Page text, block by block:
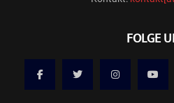
FOLGE